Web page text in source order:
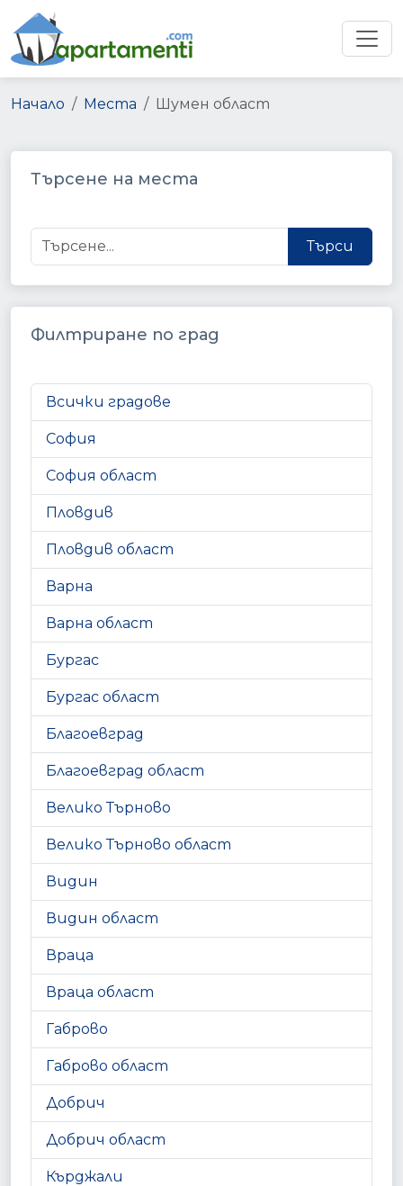
Начало Места Шумен област
Търсене на места
Търси
Филтриране по град
Всички градове
София
София област
Пловдив
Пловдив област
Варна
Варна област
Бургас
Бургас област
Благоевград
Благоевград област
Велико Търново
Велико Търново област
Видин
Видин област
Враца
Враца област
Габрово
Габрово област
Добрич
Добрич област
Кърджали